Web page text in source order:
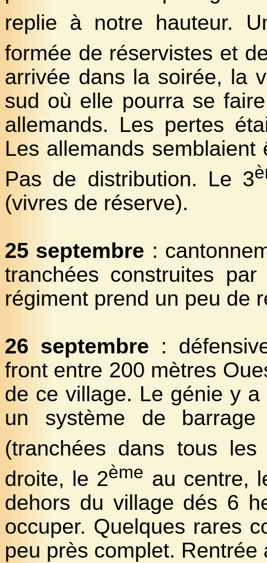
replie à notre hauteur.
formée de réservistes et
arrivée dans la soirée, la
sud où elle pourra se
allemands. Les pertes
Les allemands
Pas de distribution. Le 3
(vivres de réserve).
25 septembre :
tranchées construites
régiment prend un peu de
26 septembre :
front entre 200 mètres
de ce village. Le génie y
un système de
(tranchées dans tous
droite, le 2ème au centre,
dehors du village dés 6
occuper. Quelques rares
peu près complet.